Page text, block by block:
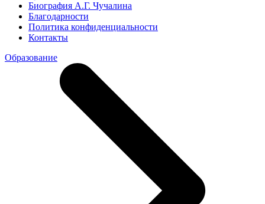
Биография А.Г. Чучалина
Благодарности
Политика конфиденциальности
Контакты
Образование